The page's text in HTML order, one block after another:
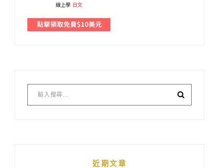
線上學 日文
近期文章